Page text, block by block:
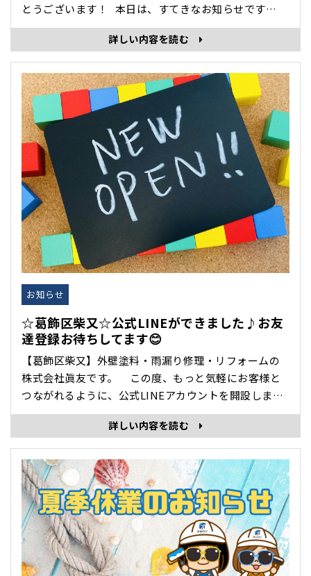
とうございます！ 本日は、すてきなお知らせです
(^^♪ 関西ペイントさんのリフォームサミットホームペ
ージにてリフォームサミットプラチナ施工店であるこ
とが記載されています✨ 〈リフォームサミットHPは
こちら〉 ･･･
詳しい内容を読む
お知らせ
☆葛飾区柴又☆公式LINEができました♪お友
達登録お待ちしてます😊
【葛飾区柴又】外壁塗料・雨漏り修理・リフォームの
株式会社眞友です。 この度、もっと気軽にお客様と
つながれるように、公式LINEアカウントを開設しまし
た！ ～リフォームをもっと身近に感じてもらいたい～
公式LINEを通して、もっと身近に、もっと安心してご
相談いただけるように。住まいに関するちょっとした
お悩みやご相談も、ぜひお気軽にLINE･･･
詳しい内容を読む